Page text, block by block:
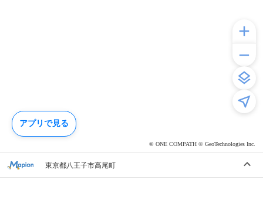
© ONE COMPATH © GeoTechnologies Inc.
東京都八王子市高尾町
アプリで見る